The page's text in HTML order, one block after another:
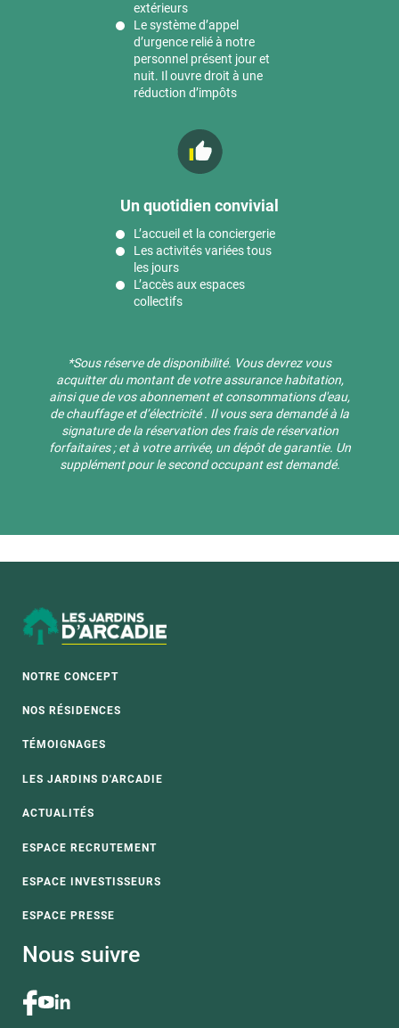
extérieurs
Le système d’appel
d’urgence relié à notre
personnel présent jour et
nuit. Il ouvre droit à une
réduction d’impôts
Un quotidien convivial
L’accueil et la conciergerie
Les activités variées tous
les jours
L’accès aux espaces
collectifs
*Sous réserve de disponibilité. ​Vous devrez vous
acquitter du montant de votre assurance habitation,
ainsi que de vos abonnement et consommations d'eau,
de chauffage et d’électricité . Il vous sera demandé à la
signature de la réservation des frais de réservation
forfaitaires ; et à votre arrivée, un dépôt de garantie. Un
supplément pour le second occupant est demandé.
NOTRE CONCEPT
NOS RÉSIDENCES
TÉMOIGNAGES
LES JARDINS D'ARCADIE
ACTUALITÉS
ESPACE RECRUTEMENT
ESPACE INVESTISSEURS
ESPACE PRESSE
Nous suivre